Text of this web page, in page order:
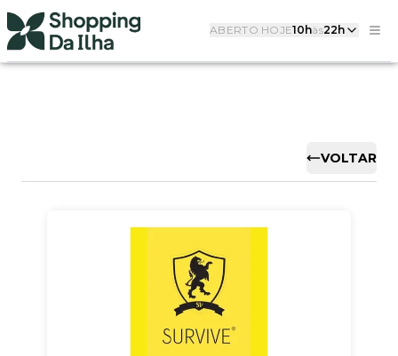
ABERTO HOJE10hàs22h
VOLTAR